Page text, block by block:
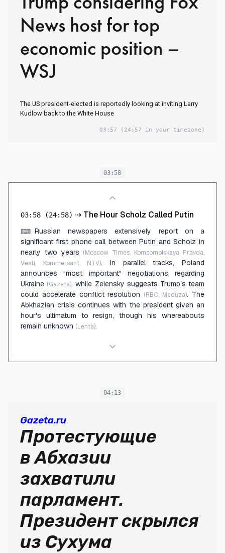
News host for top
economic position –
WSJ
The US president-elected is reportedly looking at inviting Larry
Kudlow back to the White House
03:57 (24:57 in your timezone)
03:58
03:58 (24:58) ⇢ The Hour Scholz Called Putin
⌨ Russian newspapers extensively report on a
significant first phone call between Putin and Scholz in
nearly two years (Moscow Times, Komsomolskaya Pravda,
Vesti, Kommersant, NTV). In parallel tracks, Poland
announces "most important" negotiations regarding
Ukraine (Gazeta), while Zelensky suggests Trump's team
could accelerate conflict resolution (RBC, Meduza). The
Abkhazian crisis continues with the president given an
hour's ultimatum to resign, though his whereabouts
remain unknown (Lenta).
04:13
Gazeta.ru
Протестующие
в Абхазии
захватили
парламент.
Президент скрылся
из Сухума